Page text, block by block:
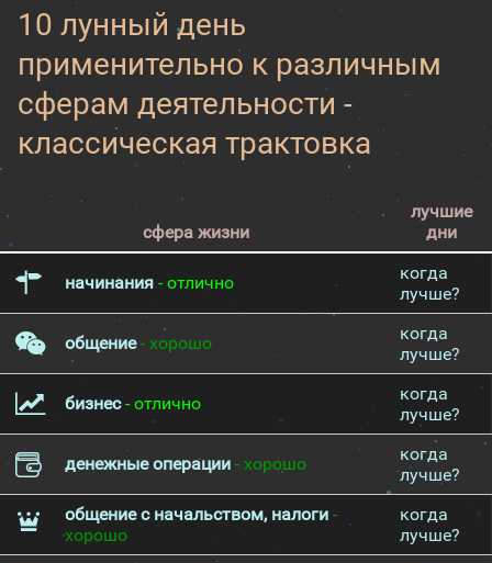
10 лунный день
применительно к различным
сферам деятельности -
классическая трактовка
сфера жизни
лучшие
дни
начинания - отлично
когда
лучше?
общение- хорошо
когда
лучше?
бизнес- отлично
когда
лучше?
денежные операции - хорошо
когда
лучше?
общение с начальством, налоги -
хорошо
когда
лучше?